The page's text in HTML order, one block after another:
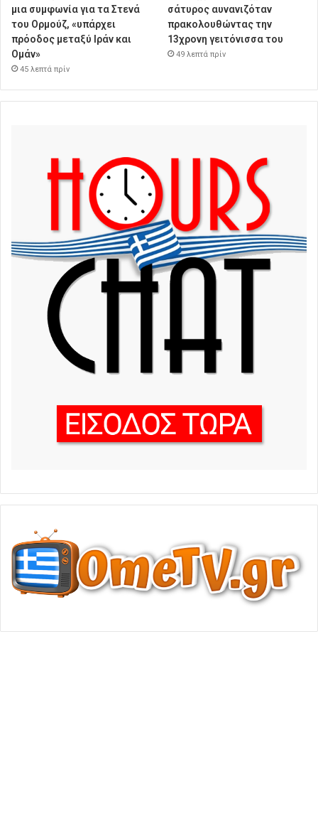
μια συμφωνία για τα Στενά
του Ορμούζ, «υπάρχει
πρόοδος μεταξύ Ιράν και
Ομάν»
45 λεπτά πρίν
σάτυρος αυνανιζόταν
πρακολουθώντας την
13χρονη γειτόνισσα του
49 λεπτά πρίν